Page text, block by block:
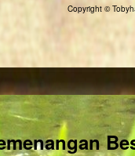
Copyright ©